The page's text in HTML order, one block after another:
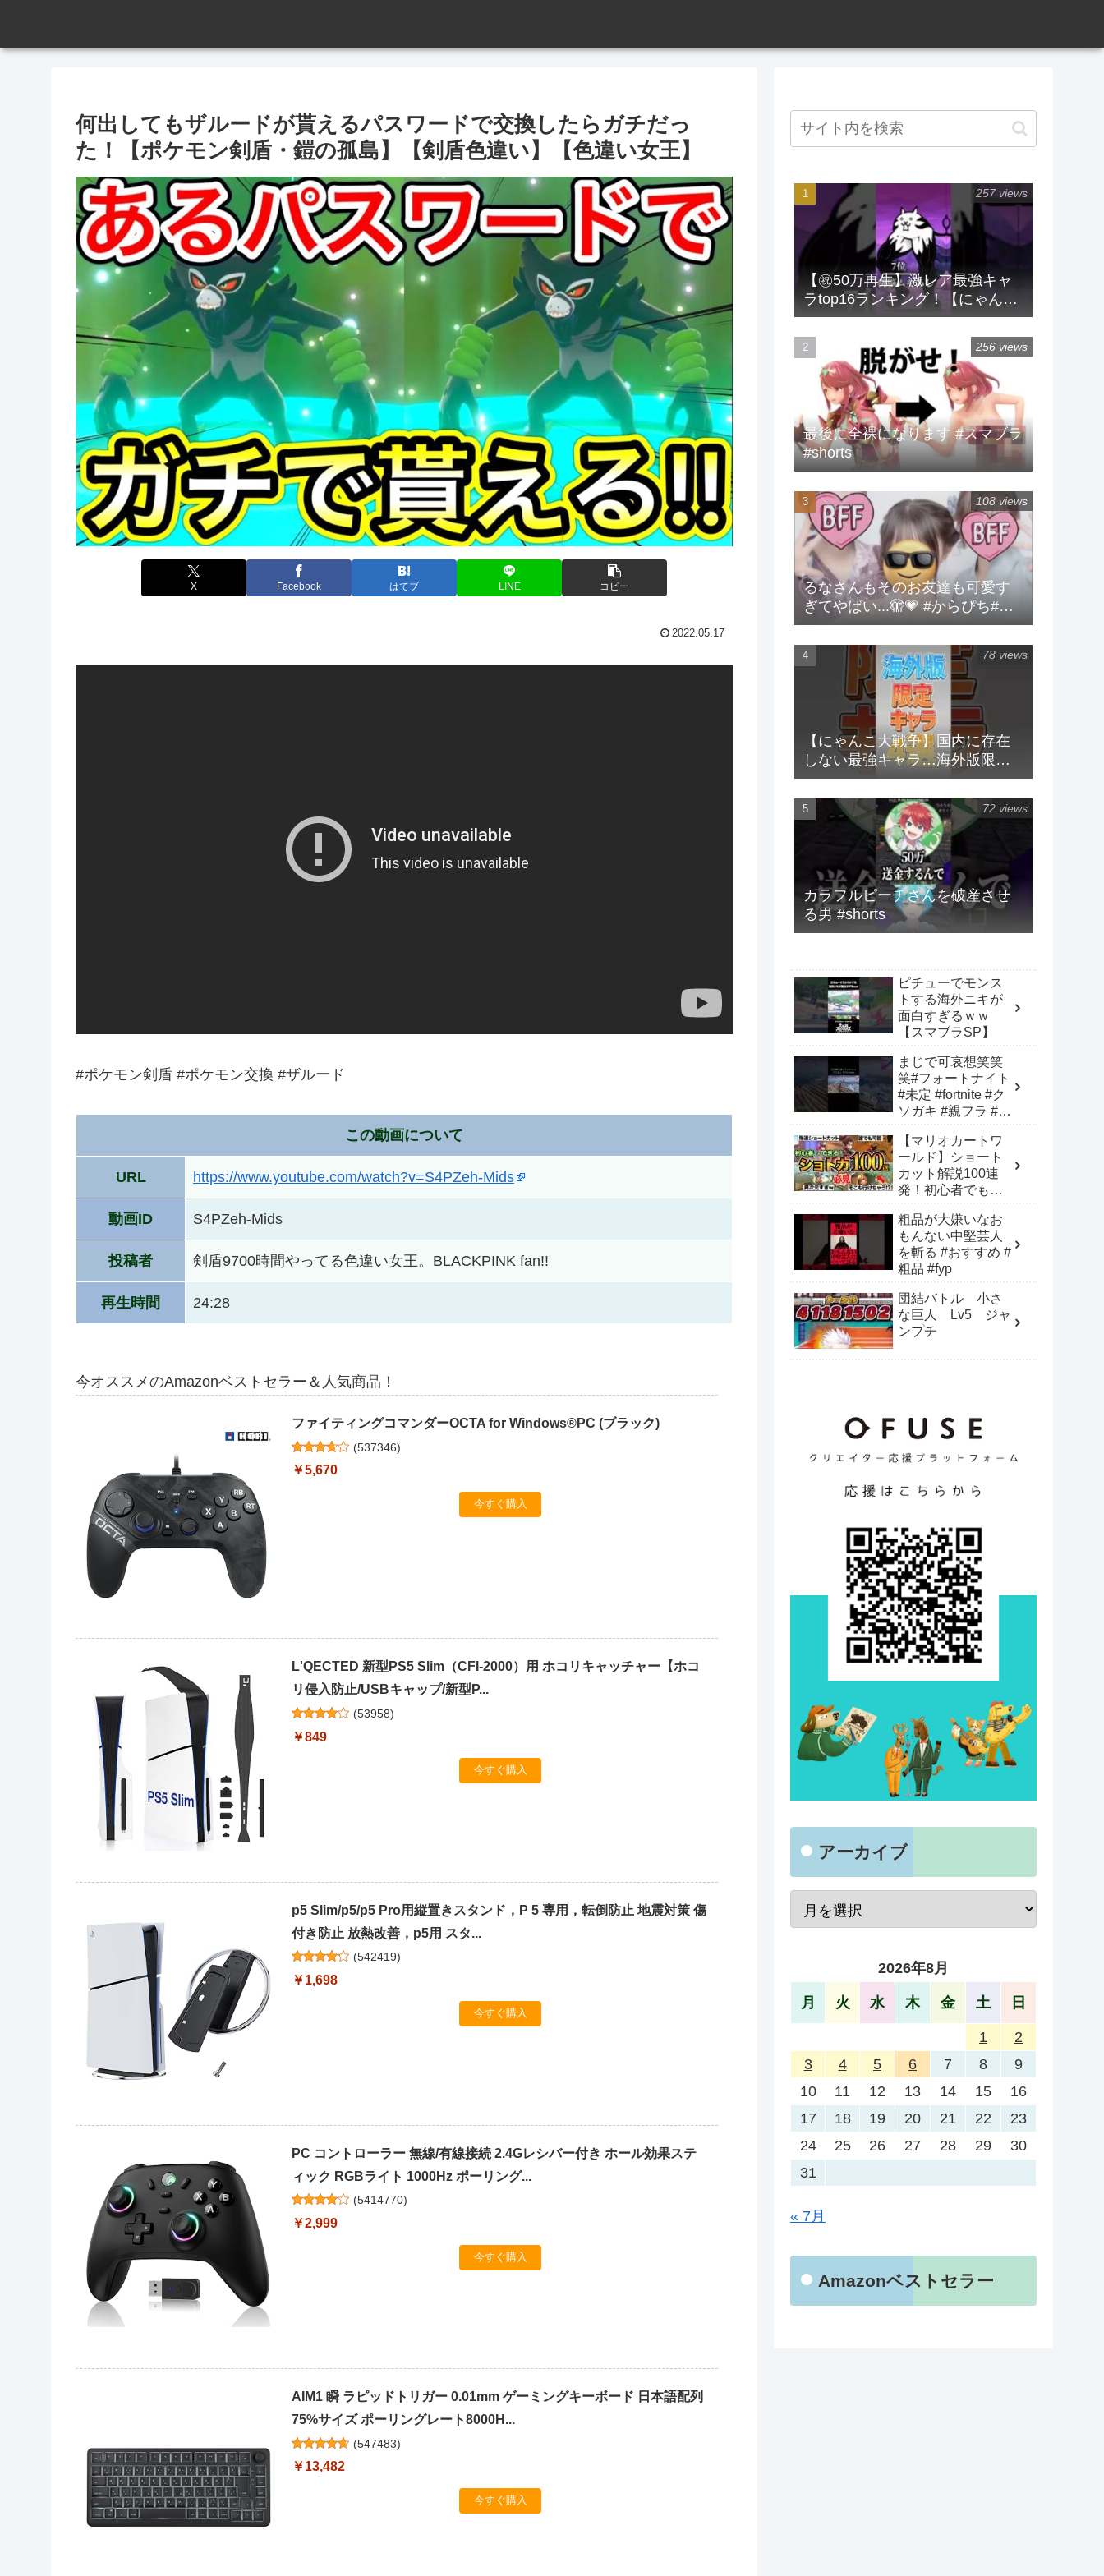
何出してもザルードが貰えるパスワードで交換したらガチだっ
た！【ポケモン剣盾・鎧の孤島】【剣盾色違い】【色違い女王】
X Facebook はてブ LINE コピー
2022.05.17
#ポケモン剣盾 #ポケモン交換 #ザルード
この動画について
URL https://www.youtube.com/watch?v=S4PZeh-Mids
動画ID S4PZeh-Mids
投稿者 剣盾9700時間やってる色違い女王。BLACKPINK fan!!
再生時間 24:28
今オススメのAmazonベストセラー＆人気商品！
ファイティングコマンダーOCTA for Windows®PC (ブラック)
(537346)
￥5,670
今すぐ購入
L'QECTED 新型PS5 Slim（CFI-2000）用 ホコリキャッチャー【ホコ
リ侵入防止/USBキャップ/新型P...
(53958)
￥849
今すぐ購入
p5 Slim/p5/p5 Pro用縦置きスタンド，P 5 専用，転倒防止 地震対策 傷
付き防止 放熱改善，p5用 スタ...
(542419)
￥1,698
今すぐ購入
PC コントローラー 無線/有線接続 2.4Gレシバー付き ホール効果ステ
ィック RGBライト 1000Hz ポーリング...
(5414770)
￥2,999
今すぐ購入
AIM1 瞬 ラピッドトリガー 0.01mm ゲーミングキーボード 日本語配列
75%サイズ ポーリングレート8000H...
(547483)
￥13,482
今すぐ購入
【㊗️50万再生】激レア最強キャ
ラtop16ランキング！【にゃんこ
大戦争】 #にゃんこ大戦争 #ラン
キング #shorts #激レア
257 views
最後に全裸になります #スマブラ
#shorts
256 views
るなさんもそのお友達も可愛す
ぎてやばい...🫣💗 #からぴち#る
な#実写
108 views
【にゃんこ大戦争】国内に存在
しない最強キャラ…海外版限定
キャラ4選！！【にゃんこ大戦争
ゆっくり解説】#shorts
78 views
カラフルピーチさんを破産させ
る男 #shorts
72 views
ピチューでモンス
トする海外ニキが
面白すぎるｗｗ
【スマブラSP】
まじで可哀想笑笑
笑#フォートナイト
#未定 #fortnite #ク
ソガキ #親フラ #お
めにのりたい
【マリオカートワ
ールド】ショート
カット解説100連
発！初心者でも失
スのショトカ
【NISCあり】
粗品が大嫌いなお
もんない中堅芸人
を斬る #おすすめ #
粗品 #fyp
団結バトル 小さ
な巨人 Lv5 ジャ
ンプチ
アーカイブ
2026年8月
月 火 水 木 金 土 日
1
2
3
4 5 6 7 8
9
10
11 12 13 14 15
16
17
18 19 20 21 22
23
24
25 26 27 28 29
30
31
« 7月
Amazonベストセラー